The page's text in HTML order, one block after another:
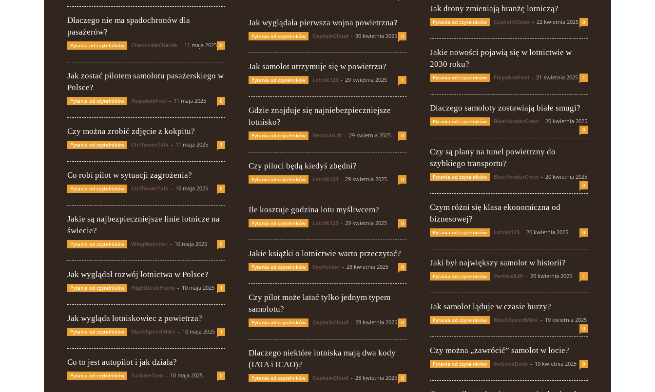
Dlaczego nie ma spadochronów dla
pasażerów?
Pytania od czytelników CheckrideCharlie - 11 maja 2025 0
Jak zostać pilotem samolotu pasażerskiego w
Polsce?
Pytania od czytelników FlapsAndFuel - 11 maja 2025 0
Czy można zrobić zdjęcie z kokpitu?
Pytania od czytelników CtrlTowerTalk - 11 maja 2025 1
Co robi pilot w sytuacji zagrożenia?
Pytania od czytelników CtrlTowerTalk - 10 maja 2025 0
Jakie są najbezpieczniejsze linie lotnicze na
świecie?
Pytania od czytelników WingWatcher - 10 maja 2025 0
Jak wyglądał rozwój lotnictwa w Polsce?
Pytania od czytelników FlightDeckFrank - 10 maja 2025 1
Jak wygląda lotniskowiec z powietrza?
Pytania od czytelników MachSpeedMike - 10 maja 2025 1
Co to jest autopilot i jak działa?
Pytania od czytelników TurbineTom - 10 maja 2025 0
Jak wyglądała pierwsza wojna powietrzna?
Pytania od czytelników CaptainCloud - 30 kwietnia 2025 0
Jak samolot utrzymuje się w powietrzu?
Pytania od czytelników Lotnik123 - 29 kwietnia 2025 1
Gdzie znajduje się najniebezpieczniejsze
lotnisko?
Pytania od czytelników VerticalLift - 29 kwietnia 2025 0
Czy piloci będą kiedyś zbędni?
Pytania od czytelników Lotnik123 - 29 kwietnia 2025 0
Ile kosztuje godzina lotu myśliwcem?
Pytania od czytelników Lotnik123 - 29 kwietnia 2025 0
Jakie książki o lotnictwie warto przeczytać?
Pytania od czytelników SkyVector - 28 kwietnia 2025 0
Czy pilot może latać tylko jednym typem
samolotu?
Pytania od czytelników CaptainCloud - 28 kwietnia 2025 0
Dlaczego niektóre lotniska mają dwa kody
(IATA i ICAO)?
Pytania od czytelników CaptainCloud - 28 kwietnia 2025 0
Jak drony zmieniają branżę lotniczą?
Pytania od czytelników CaptainCloud - 22 kwietnia 2025 0
Jakie nowości pojawią się w lotnictwie w
2030 roku?
Pytania od czytelników FlapsAndFuel - 21 kwietnia 2025 1
Dlaczego samoloty zostawiają białe smugi?
Pytania od czytelników BlueYonderCrew - 20 kwietnia 2025
0
Czy są plany na tunel powietrzny do
szybkiego transportu?
Pytania od czytelników BlueYonderCrew - 20 kwietnia 2025
0
Czym różni się klasa ekonomiczna od
biznesowej?
Pytania od czytelników Lotnik123 - 20 kwietnia 2025 0
Jaki był największy samolot w historii?
Pytania od czytelników VerticalLift - 20 kwietnia 2025 1
Jak samolot ląduje w czasie burzy?
Pytania od czytelników MachSpeedMike - 19 kwietnia 2025
0
Czy można „zawrócić” samolot w locie?
Pytania od czytelników AvGeekDaily - 19 kwietnia 2025 0